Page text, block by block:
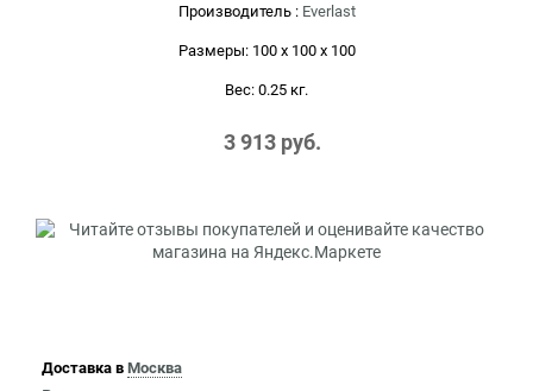
Производитель : Everlast
Размеры: 100 x 100 x 100
Вес: 0.25 кг.
3 913 руб.
Доставка в Москва